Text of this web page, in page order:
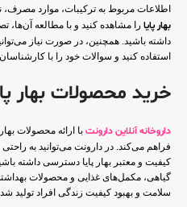
اطلاعات مربوط به ترکیبات، موارد
بهار پایا را مشاهده کنید و با مطالعه آن‌ها،
داشته باشید. همچنین، در صورت نیاز
استفاده کنید و سوالات خود را با
خرید محصولات بهار
داروخانه آنلاین دارونت با ارائه محصولات
فراهم می‌کند. در دارونت می‌توانید به
کیفیت و معتبر بهار پایا دسترسی داشته
گیاهی، مکمل‌های غذایی و محصولات
سلامت و بهبود کیفیت زندگی افراد تولید